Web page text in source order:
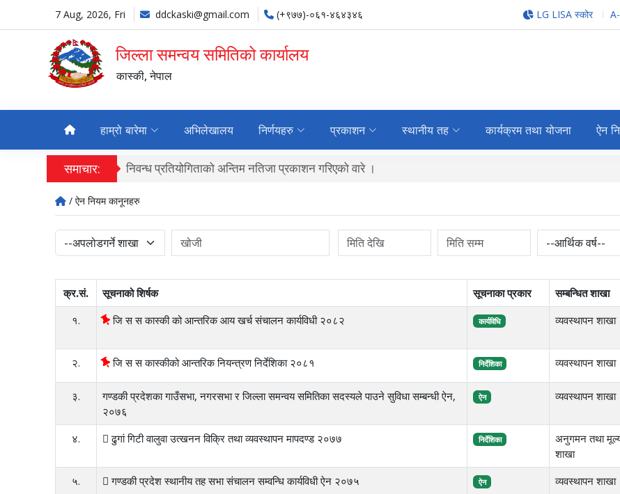
7 Aug, 2026, Fri ddckaski@gmail.com (+९७७)-०६१-४६४३४६ LG LISA स्कोर A-
जिल्ला समन्वय समितिको कार्यालय
कास्की, नेपाल
हाम्रो बारेमा अभिलेखालय निर्णयहरु प्रकाशन स्थानीय तह कार्यक्रम तथा योजना ऐन
समाचार: निवन्ध प्रतियोगिताको अन्तिम नतिजा प्रकाशन गरिएको वारे ।
/ ऐन नियम कानूनहरु
क्र.सं. सूचनाको शिर्षक सूचनाका प्रकार सम्बन्धित शाखा
१.
जि स स कास्की को आन्तरिक आय खर्च संचालन कार्यविधी २०८२ कार्यविधि व्यवस्थापन शाखा
२. जि स स कास्कीको आन्तरिक नियन्त्रण निर्देशिका २०८१ निर्देशिका व्यवस्थापन शाखा
३.
गण्डकी प्रदेशका गाउँसभा, नगरसभा र जिल्ला समन्वय समितिका सदस्यले पाउने सुविधा सम्बन्धी ऐन,
२०७६
ऐन व्यवस्थापन शाखा
४.  ढुगां गिटी वालुवा उत्खनन विक्रि तथा व्यवस्थापन मापदण्ड २०७७ निर्देशिका
अनुगमन तथा
शाखा
५.  गण्डकी प्रदेश स्थानीय तह सभा संचालन सम्वन्धि कार्यविधी ऐन २०७५ ऐन व्यवस्थापन शाखा